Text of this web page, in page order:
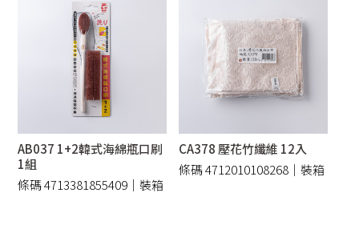
AB037 1+2韓式海綿瓶口刷
1組
條碼 4713381855409｜裝箱
CA378 壓花竹纖維 12入
條碼 4712010108268｜裝箱